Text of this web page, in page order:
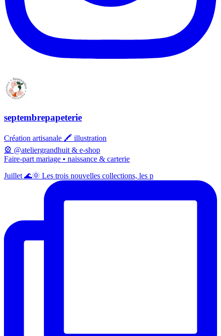
septembrepapeterie
Création artisanale 🖍️ illustration
🎡 @ateliergrandhuit & e-shop
Faire-part mariage • naissance & carterie
Juillet 🌊🌞 Les trois nouvelles collections, les p